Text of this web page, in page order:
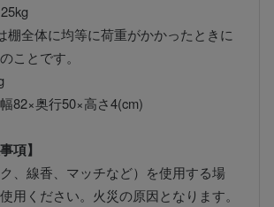
棚全体に均等に荷重がかかったときに
ことです。
幅82×奥行50×高さ4(cm)
項】
、線香、マッチなど）を使用する場
用ください。火災の原因となります。